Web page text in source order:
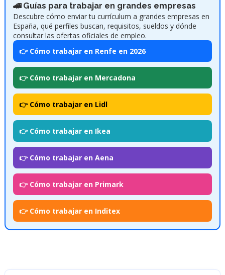
🚄 Guías para trabajar en grandes empresas
Descubre cómo enviar tu currículum a grandes empresas en
España, qué perfiles buscan, requisitos, sueldos y dónde
consultar las ofertas oficiales de empleo.
👉 Cómo trabajar en Renfe en 2026
👉 Cómo trabajar en Mercadona
👉 Cómo trabajar en Lidl
👉 Cómo trabajar en Ikea
👉 Cómo trabajar en Aena
👉 Cómo trabajar en Primark
👉 Cómo trabajar en Inditex